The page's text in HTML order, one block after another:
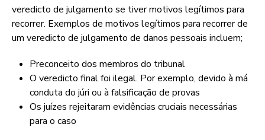
veredicto de julgamento se tiver motivos legítimos para
recorrer. Exemplos de motivos legítimos para recorrer de
um veredicto de julgamento de danos pessoais incluem;
Preconceito dos membros do tribunal
O veredicto final foi ilegal. Por exemplo, devido à má
conduta do júri ou à falsificação de provas
Os juízes rejeitaram evidências cruciais necessárias
para o caso